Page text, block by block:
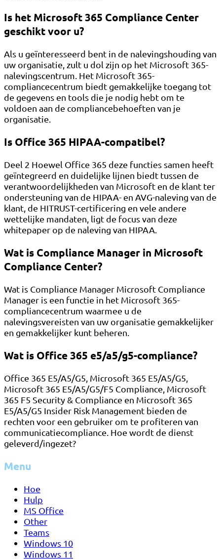
Is het Microsoft 365 Compliance Center
geschikt voor u?
Als u geïnteresseerd bent in de nalevingshouding van
uw organisatie, zult u dol zijn op het Microsoft 365-
nalevingscentrum. Het Microsoft 365-
compliancecentrum biedt gemakkelijke toegang tot
de gegevens en tools die je nodig hebt om te
voldoen aan de compliancebehoeften van je
organisatie.
Is Office 365 HIPAA-compatibel?
Deel 2 Hoewel Office 365 deze functies samen heeft
geïntegreerd en duidelijke lijnen biedt tussen de
verantwoordelijkheden van Microsoft en de klant ter
ondersteuning van de HIPAA- en AVG-naleving van de
klant, de HITRUST-certificering en vele andere
wettelijke mandaten, ligt de focus van deze
whitepaper op de naleving van HIPAA.
Wat is Compliance Manager in Microsoft
Compliance Center?
Wat is Compliance Manager Microsoft Compliance
Manager is een functie in het Microsoft 365-
compliancecentrum waarmee u de
nalevingsvereisten van uw organisatie gemakkelijker
en gemakkelijker kunt beheren.
Wat is Office 365 e5/a5/g5-compliance?
Office 365 E5/A5/G5, Microsoft 365 E5/A5/G5,
Microsoft 365 E5/A5/G5/F5 Compliance, Microsoft
365 F5 Security & Compliance en Microsoft 365
E5/A5/G5 Insider Risk Management bieden de
rechten voor een gebruiker om te profiteren van
communicatiecompliance. Hoe wordt de dienst
geleverd/ingezet?
Menu
Hoe
Hulp
MS Office
Other
Teams
Windows 10
Windows 11